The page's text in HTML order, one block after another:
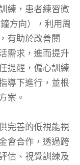
練，患者練習微
方向），利用周
有助於改善閱
需求，進而提升
提醒，偏心訓練
導下進行，並根
案。
完善的低視能視
會合作，透過跨
估、視覺訓練及